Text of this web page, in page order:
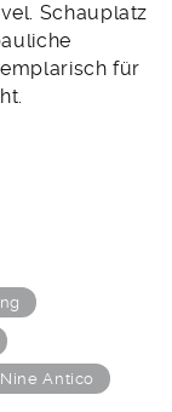
Schauplatz
für
Nine Antico